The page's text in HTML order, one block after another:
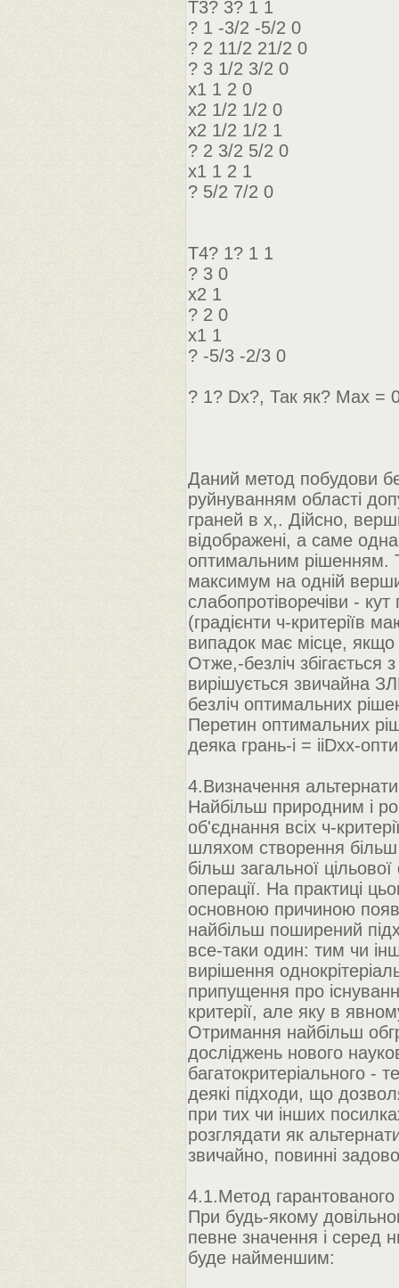
Т3? 3? 1 1
? 1 -3/2 -5/2 0
? 2 11/2 21/2 0
? 3 1/2 3/2 0
х1 1 2 0
х2 1/2 1/2 0
x2 1/2 1/2 1
? 2 3/2 5/2 0
x1 1 2 1
? 5/2 7/2 0
Т4? 1? 1 1
? 3 0
x2 1
? 2 0
x1 1
? -5/3 -2/3 0
? 1? Dx?, Так як? Max =
Даний метод побудови
руйнуванням області
граней в х,. Дійсно,
відображені, а саме
оптимальним рішенням.
максимум на одній
слабопротіворечіви -
(градієнти ч-критеріїв
випадок має місце,
Отже,-безліч
вирішується звичайна
безліч оптимальних
Перетин оптимальних
деяка грань-i = iiDxx-
4.Визначення
Найбільш природним і
об'єднання всіх ч-
шляхом створення більш
більш загальної
операції. На практиці
основною причиною
найбільш поширений
все-таки один: тим чи
вирішення
припущення про
критерії, але яку в
Отримання найбільш
досліджень нового
багатокритеріального -
деякі підходи, що
при тих чи інших
розглядати як
звичайно, повинні
4.1.Метод гарантованого
При будь-якому
певне значення і серед
буде найменшим: